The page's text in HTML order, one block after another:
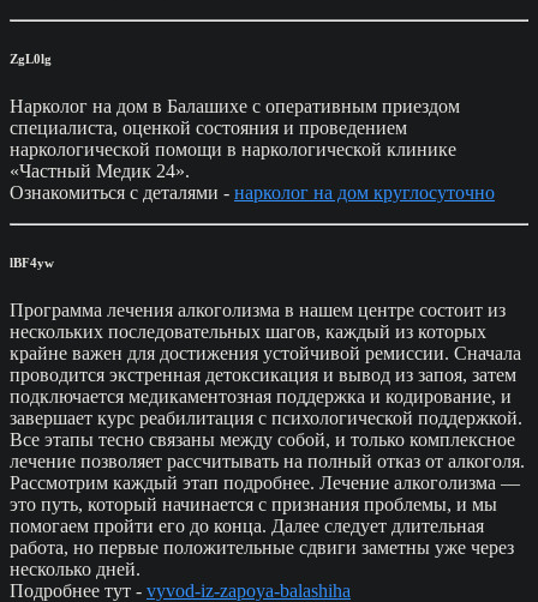
ZgL0lg
Нарколог на дом в Балашихе с оперативным приездом
специалиста, оценкой состояния и проведением
наркологической помощи в наркологической клинике
«Частный Медик 24».
Ознакомиться с деталями - нарколог на дом круглосуточно
lBF4yw
Программа лечения алкоголизма в нашем центре состоит из
нескольких последовательных шагов, каждый из которых
крайне важен для достижения устойчивой ремиссии. Сначала
проводится экстренная детоксикация и вывод из запоя, затем
подключается медикаментозная поддержка и кодирование, и
завершает курс реабилитация с психологической поддержкой.
Все этапы тесно связаны между собой, и только комплексное
лечение позволяет рассчитывать на полный отказ от алкоголя.
Рассмотрим каждый этап подробнее. Лечение алкоголизма —
это путь, который начинается с признания проблемы, и мы
помогаем пройти его до конца. Далее следует длительная
работа, но первые положительные сдвиги заметны уже через
несколько дней.
Подробнее тут - vyvod-iz-zapoya-balashiha